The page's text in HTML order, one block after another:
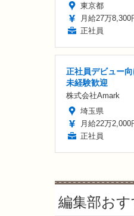
東京都
月給27万8,300
正社員
正社員デビュー
未経験歓迎
株式会社Amark
埼玉県
月給22万2,000
正社員
編集部お